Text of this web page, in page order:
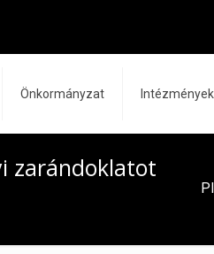
Önkormányzat Intézmények
zarándoklatot